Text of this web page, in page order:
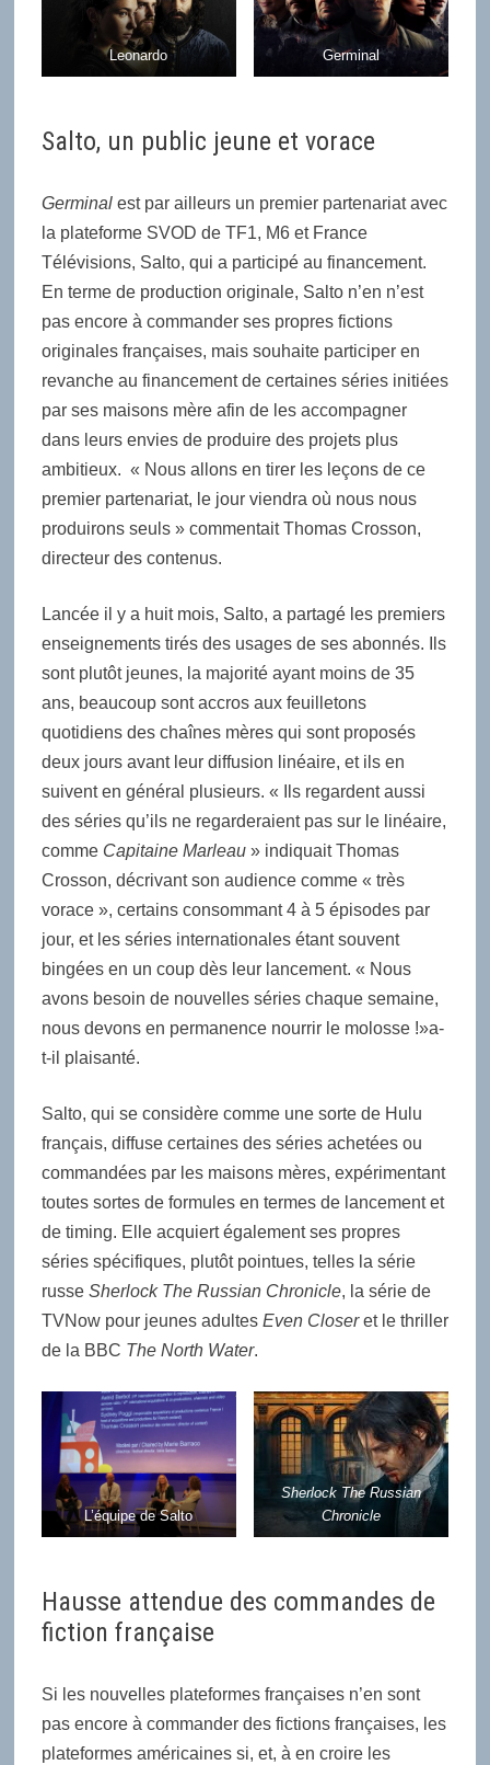
Leonardo Germinal
Salto, un public jeune et vorace
Germinalest par ailleurs un premier partenariat avec
la plateforme SVOD de TF1, M6 et France
Télévisions, Salto, qui a participé au financement.
En terme de production originale, Salto n’en n’est
pas encore à commander ses propres fictions
originales françaises, mais souhaite participer en
revanche au financement de certaines séries initiées
par ses maisons mère afin de les accompagner
dans leurs envies de produire des projets plus
ambitieux. « Nous allons en tirer les leçons de ce
premier partenariat, le jour viendra où nous nous
produirons seuls » commentait Thomas Crosson,
directeur des contenus.
Lancée il y a huit mois, Salto, a partagé les premiers
enseignements tirés des usages de ses abonnés. Ils
sont plutôt jeunes, la majorité ayant moins de 35
ans, beaucoup sont accros aux feuilletons
quotidiens des chaînes mères qui sont proposés
deux jours avant leur diffusion linéaire, et ils en
suivent en général plusieurs. « Ils regardent aussi
des séries qu’ils ne regarderaient pas sur le linéaire,
comme Capitaine Marleau » indiquait Thomas
Crosson, décrivant son audience comme « très
vorace », certains consommant 4 à 5 épisodes par
jour, et les séries internationales étant souvent
bingées en un coup dès leur lancement. « Nous
avons besoin de nouvelles séries chaque semaine,
nous devons en permanence nourrir le molosse !»a-
t-il plaisanté.
Salto, qui se considère comme une sorte de Hulu
français, diffuse certaines des séries achetées ou
commandées par les maisons mères, expérimentant
toutes sortes de formules en termes de lancement et
de timing. Elle acquiert également ses propres
séries spécifiques, plutôt pointues, telles la série
russe Sherlock The Russian Chronicle, la série de
TVNow pour jeunes adultes Even Closeret le thriller
de la BBC The North Water.
L’équipe de Salto
Sherlock The Russian
Chronicle
Hausse attendue des commandes de
fiction française
Si les nouvelles plateformes françaises n’en sont
pas encore à commander des fictions françaises, les
plateformes américaines si, et, à en croire les